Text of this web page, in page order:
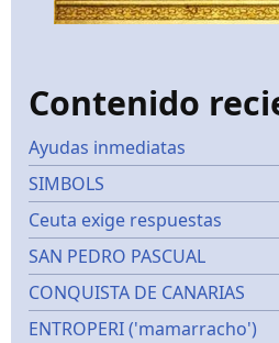
Contenido
Ayudas inmediatas
SIMBOLS
Ceuta exige respuestas
SAN PEDRO PASCUAL
CONQUISTA DE CANARIAS
ENTROPERI ('mamarracho')